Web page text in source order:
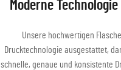
Moderne
Unsere hochwertigen
Drucktechnologie ausgestattet,
schnelle, genaue und konsistente